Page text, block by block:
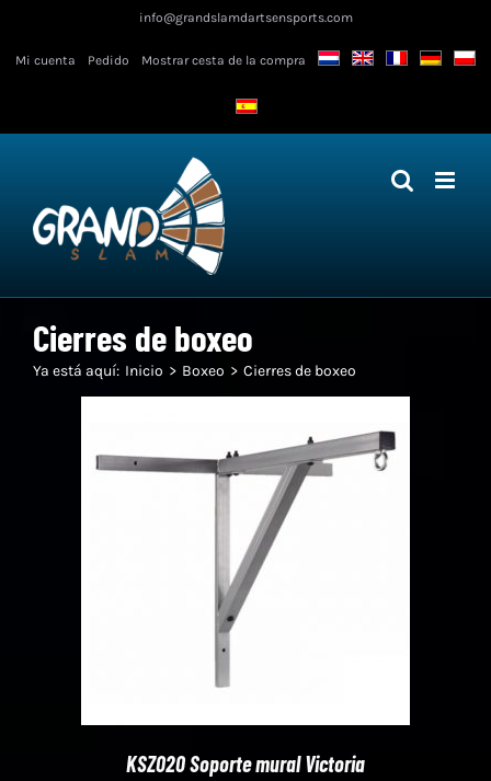
contenido
info@grandslamdartsensports.com
Mi cuenta Pedido Mostrar cesta de la compra
Cierres de boxeo
Ya está aquí: Inicio Boxeo Cierres de boxeo
KSZ020 Soporte mural Victoria